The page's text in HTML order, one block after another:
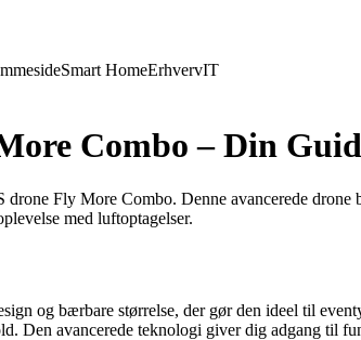
Smart HomeErhvervIT
Combo – Din
Fly More Combo. Denne avancerede
med luftoptagelser.
og bærbare størrelse, der gør den ideel til
Den avancerede teknologi giver dig adgang til